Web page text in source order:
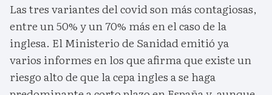
Las tres variantes del covid son más contagiosas,
entre un 50% y un 70% más en el caso de la
inglesa. El Ministerio de Sanidad emitió ya
varios informes en los que afirma que existe un
riesgo alto de que la cepa ingles a se haga